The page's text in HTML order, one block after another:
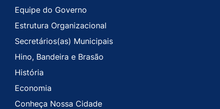
Equipe do Governo
Estrutura Organizacional
Secretários(as) Municipais
Hino, Bandeira e Brasão
História
Economia
Conheça Nossa Cidade